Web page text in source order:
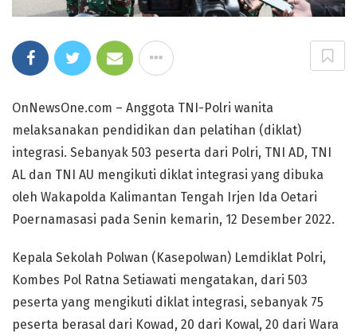
OnNewsOne.com – Anggota TNI-Polri wanita
melaksanakan pendidikan dan pelatihan (diklat)
integrasi. Sebanyak 503 peserta dari Polri, TNI AD, TNI
AL dan TNI AU mengikuti diklat integrasi yang dibuka
oleh Wakapolda Kalimantan Tengah Irjen Ida Oetari
Poernamasasi pada Senin kemarin, 12 Desember 2022.
Kepala Sekolah Polwan (Kasepolwan) Lemdiklat Polri,
Kombes Pol Ratna Setiawati mengatakan, dari 503
peserta yang mengikuti diklat integrasi, sebanyak 75
peserta berasal dari Kowad, 20 dari Kowal, 20 dari Wara